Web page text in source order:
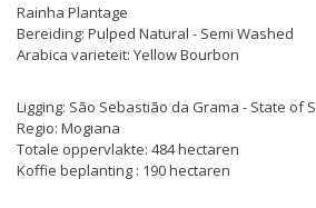
Rainha Plantage
Bereiding: Pulped Natural - Semi Washed
Arabica varieteit: Yellow Bourbon
Ligging: São Sebastião da Grama - State of
Regio: Mogiana
Totale oppervlakte: 484 hectaren
Koffie beplanting : 190 hectaren